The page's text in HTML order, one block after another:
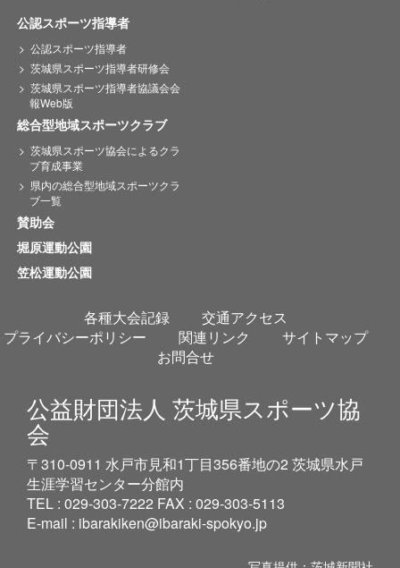
公認スポーツ指導者
公認スポーツ指導者
茨城県スポーツ指導者研修会
茨城県スポーツ指導者協議会会
報Web版
総合型地域スポーツクラブ
茨城県スポーツ協会によるクラ
ブ育成事業
県内の総合型地域スポーツクラ
ブ一覧
賛助会
堀原運動公園
笠松運動公園
各種大会記録
交通アクセス
プライバシーポリシー
関連リンク
サイトマップ
お問合せ
公益財団法人 茨城県スポーツ協
会
〒310-0911 水戸市見和1丁目356番地の2 茨城県水戸
生涯学習センター分館内
TEL : 029-303-7222 FAX : 029-303-5113
E-mail : ibarakiken@ibaraki-spokyo.jp